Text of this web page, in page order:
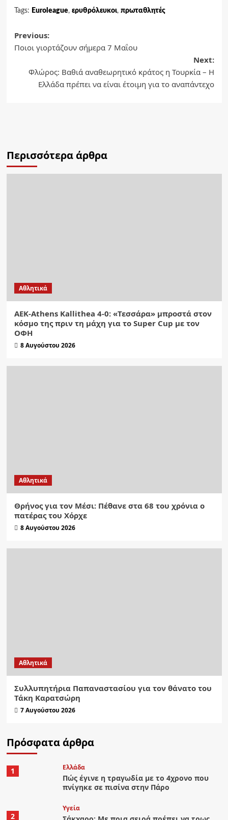
Tags: Euroleague, ερυθρόλευκοι, πρωταθλητές
Post
navigation
Previous:
Ποιοι γιορτάζουν σήμερα 7 Μαΐου
Next:
Φλώρος: Βαθιά αναθεωρητικό κράτος η Τουρκία – Η
Ελλάδα πρέπει να είναι έτοιμη για το αναπάντεχο
Περισσότερα άρθρα
Αθλητικά
ΑΕΚ-Athens Kallithea 4-0: «Τεσσάρα» μπροστά στον
κόσμο της πριν τη μάχη για το Super Cup με τον
ΟΦΗ
8 Αυγούστου 2026
Αθλητικά
Θρήνος για τον Μέσι: Πέθανε στα 68 του χρόνια ο
πατέρας του Χόρχε
8 Αυγούστου 2026
Αθλητικά
Συλλυπητήρια Παπαναστασίου για τον θάνατο του
Τάκη Καρατσώρη
7 Αυγούστου 2026
Πρόσφατα άρθρα
1 Ελλάδα
Πώς έγινε η τραγωδία με το 4χρονο που
πνίγηκε σε πισίνα στην Πάρο
2
Υγεία